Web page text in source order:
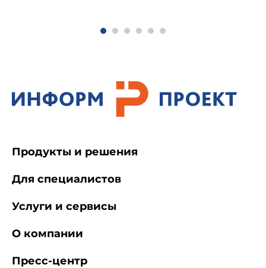
Продукты и решения
Для специалистов
Услуги и сервисы
О компании
Пресс-центр